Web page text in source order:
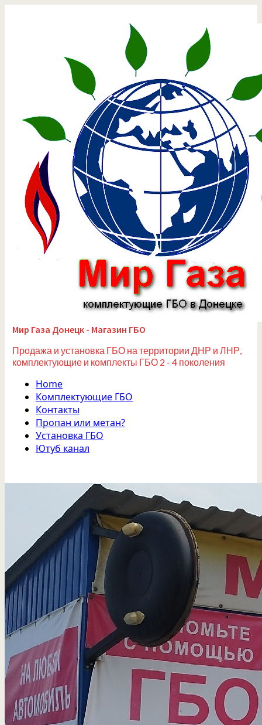
Мир Газа Донецк - Магазин ГБО
Продажа и установка ГБО на территории ДНР и ЛНР,
комплектующие и комплекты ГБО 2 - 4 поколения
Home
Комплектующие ГБО
Контакты
Пропан или метан?
Установка ГБО
Ютуб канал